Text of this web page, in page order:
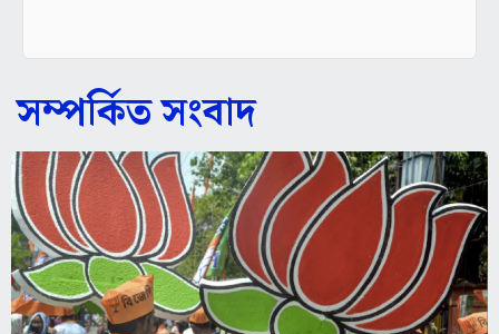
সম্পর্কিত সংবাদ